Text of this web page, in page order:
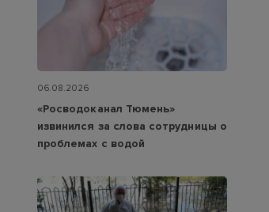
06.08.2026
«Росводоканал Тюмень»
извинился за слова сотрудницы о
проблемах с водой